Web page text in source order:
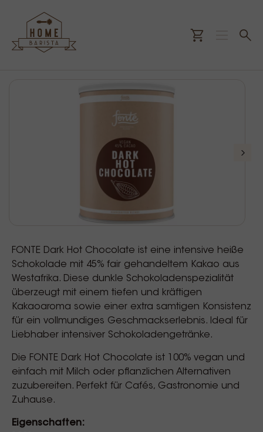
FONTE Dark Hot Chocolate ist eine intensive heiße
Schokolade mit 45% fair gehandeltem Kakao aus
Westafrika. Diese dunkle Schokoladenspezialität
überzeugt mit einem tiefen und kräftigen
Kakaoaroma sowie einer extra samtigen Konsistenz
für ein vollmundiges Geschmackserlebnis. Ideal für
Liebhaber intensiver Schokoladengetränke.
Die FONTE Dark Hot Chocolate ist 100% vegan und
einfach mit Milch oder pflanzlichen Alternativen
zuzubereiten. Perfekt für Cafés, Gastronomie und
Zuhause.
Eigenschaften: